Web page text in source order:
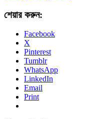
শেয়ার করুন:
Facebook
X
Pinterest
Tumblr
WhatsApp
LinkedIn
Email
Print